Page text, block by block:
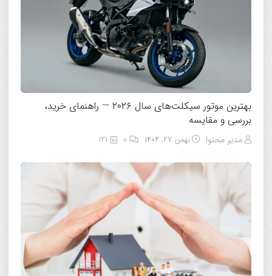
بهترین موتور سیکلت‌های سال ۲۰۲۶ — راهنمای خرید،
بررسی و مقایسه
مدیر محتوا بهمن ۲۷, ۱۴۰۴ 121